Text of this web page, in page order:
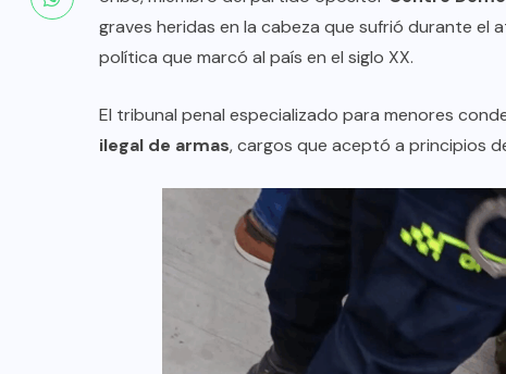
graves heridas en la cabeza que sufrió durante el
política que marcó al país en el siglo XX.
El tribunal penal especializado para menores
ilegal de armas, cargos que aceptó a principios